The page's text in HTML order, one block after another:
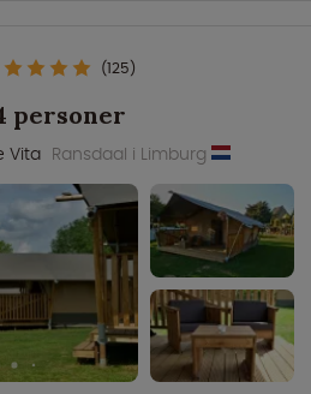
(125)
personer
Vita Ransdaal i Limburg